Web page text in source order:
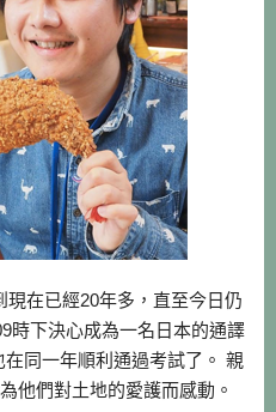
在已經20年多，直至今日仍
時下決心成為一名日本的通譯
同一年順利通過考試了。 親
他們對土地的愛護而感動。